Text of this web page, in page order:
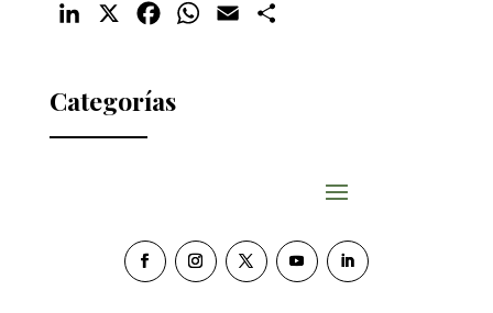
LinkedIn FacebookWhatsApp
Email
Categorías